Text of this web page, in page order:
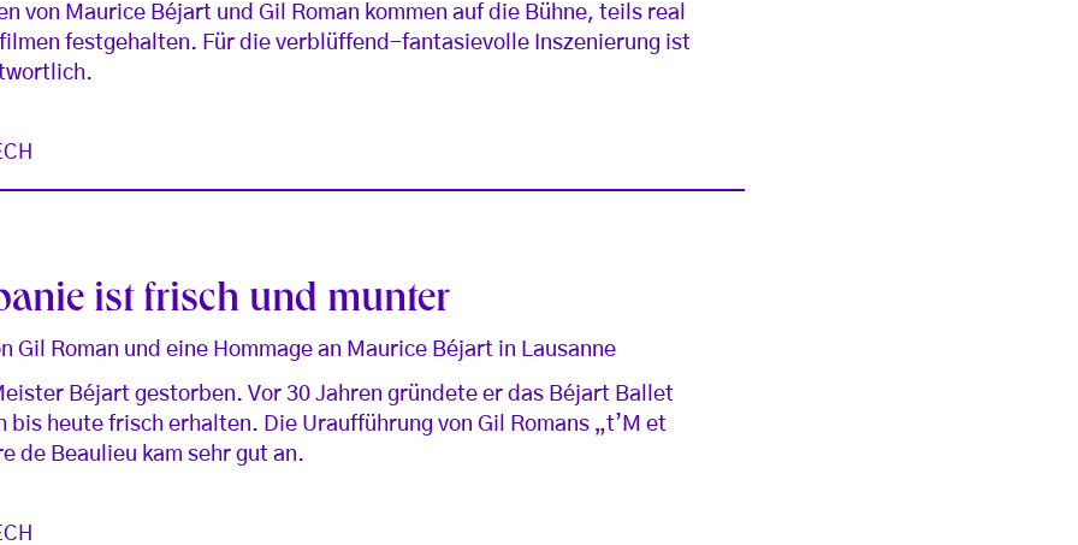
von Maurice Béjart und Gil Roman kommen auf die Bühne, teils real
festgehalten. Für die verblüffend-fantasievolle Inszenierung ist
ist frisch und munter
Gil Roman und eine Hommage an Maurice Béjart in Lausanne
Béjart gestorben. Vor 30 Jahren gründete er das Béjart Ballet
bis heute frisch erhalten. Die Uraufführung von Gil Romans „t’M et
de Beaulieu kam sehr gut an.